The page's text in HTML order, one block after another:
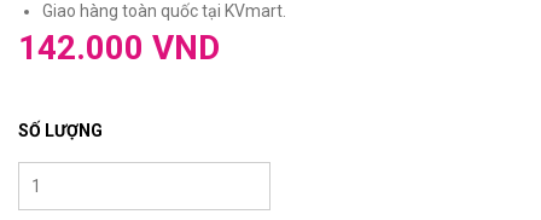
Giao hàng toàn quốc tại KVmart.
142.000 VND
SỐ LƯỢNG